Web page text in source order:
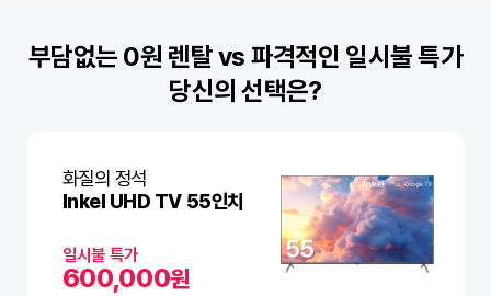
부담없는 0원 렌탈 vs 파격적인 일시불 특가
당신의 선택은?
화질의 정석
Inkel UHD TV 55인치
일시불 특가
600,000원